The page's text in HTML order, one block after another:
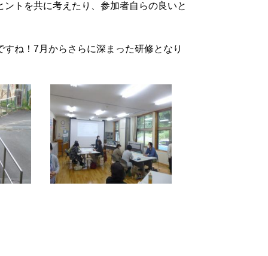
トを共に考えたり、参加者自らの良いと
ね！7月からさらに深まった研修となり